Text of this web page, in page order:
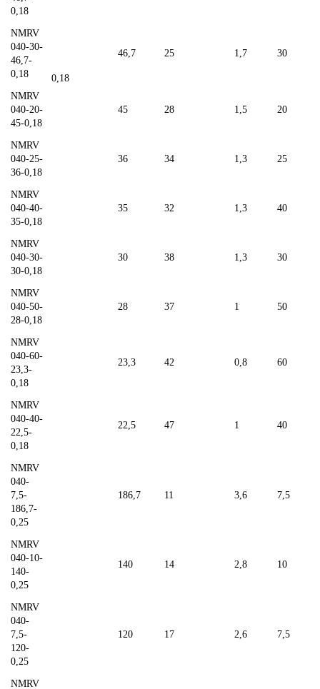
0,18
0,18
NMRV
040-30-
46,7-
0,18
46,7 25 1,7 30
NMRV
040-20-
45-0,18
45 28 1,5 20
NMRV
040-25-
36-0,18
36 34 1,3 25
NMRV
040-40-
35-0,18
35 32 1,3 40
NMRV
040-30-
30-0,18
30 38 1,3 30
NMRV
040-50-
28-0,18
28 37 1 50
NMRV
040-60-
23,3-
0,18
23,3 42 0,8 60
NMRV
040-40-
22,5-
0,18
22,5 47 1 40
NMRV
040-
7,5-
186,7-
0,25
186,7 11 3,6 7,5
NMRV
040-10-
140-
0,25
140 14 2,8 10
NMRV
040-
7,5-
120-
0,25
120 17 2,6 7,5
NMRV